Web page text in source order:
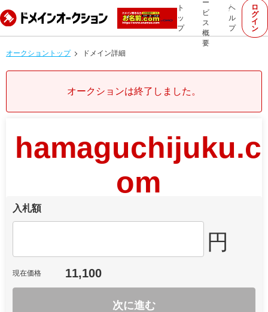
ト
ッ
プ
ー
ビ
ス
概
要
ヘ
ル
プ
ロ
グ
イ
ン
オークショントップ ドメイン詳細
オークションは終了しました。
hamaguchijuku.c
om
入札額
円
現在価格 11,100
次に進む